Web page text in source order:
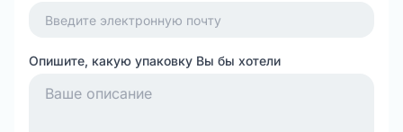
Опишите, какую упаковку Вы бы хотели